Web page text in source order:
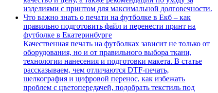
изделиями с принтом для максимальной долговечности.
Что важно знать о печати на футболке в Екб – как
правильно подготовить файл и перенести принт на
футболке в Екатеринбурге
Качественная печать на футболках зависит не только от
оборудования, но и от правильного выбора ткани,
технологии нанесения и подготовки макета. В статье
рассказываем, чем отличаются DTF-печать,
шелкография и цифровой перенос, как избежать
проблем с цветопередачей, подобрать текстиль под